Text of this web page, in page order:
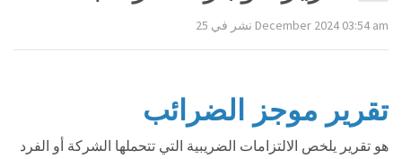
نشر في 25 December 2024 03:54 am
تقرير موجز الضرائب
هو تقرير يلخص الالتزامات الضريبية التي تتحملها الشركة أو الفرد